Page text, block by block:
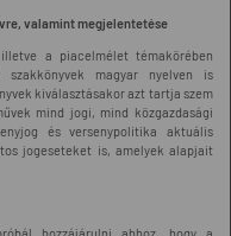
valamint megjelentetése
a piacelmélet témakörében
szakkönyvek magyar nyelven is
kiválasztásakor azt tartja szem
mind jogi, mind közgazdasági
és versenypolitika aktuális
jogeseteket is, amelyek alapjait